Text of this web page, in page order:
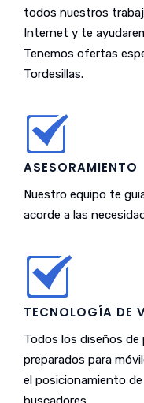
todos nuestros
Internet y te
Tenemos ofertas
Tordesillas.
ASESORAMIENTO
Nuestro equipo te
acorde a las
TECNOLOGÍA DE
Todos los diseños de
preparados para
el posicionamiento